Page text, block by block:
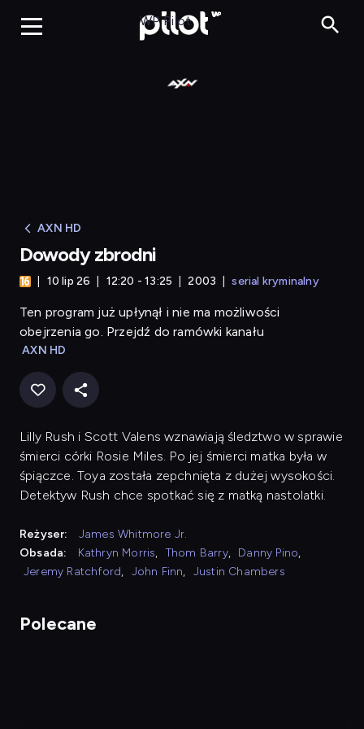
Dowody zbrodni
WP Pilot
AXN HD
Dowody zbrodni
10 lip 26 12:20 - 13:25 2003 serial kryminalny
Ten program już upłynął i nie ma możliwości
obejrzenia go. Przejdź do ramówki kanału
AXN HD
Lilly Rush i Scott Valens wznawiają śledztwo w sprawie
śmierci córki Rosie Miles. Po jej śmierci matka była w
śpiączce. Toya została zepchnięta z dużej wysokości.
Detektyw Rush chce spotkać się z matką nastolatki.
Reżyser:
James Whitmore Jr.
Obsada:
Kathryn Morris, Thom Barry, Danny Pino,
Jeremy Ratchford, John Finn, Justin Chambers
Polecane